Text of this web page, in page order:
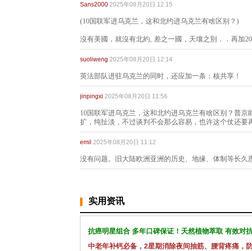
Sans2000 2025年08月20日 12:15
(10国联军进乌克兰，这和北约进乌克兰有啥区别？)
沒有美國，就沒有北約, 差之一國，天壤之別．．再加20
suoliweng 2025年08月20日 12:14
英法部队进驻乌克兰的同时，还应加一条：核共享！
jinpingxi 2025年08月20日 11:56
10国联军进乌克兰，这和北约进乌克兰有啥区别？普
扩，纯扯淡，不过谈判不会那么容易，也许这个仗还要
emil 2025年08月20日 11:12
没有问题。旧大陆欧洲亚洲的历史、地缘、体制等长久
实用资讯
抗癌明星组合 多年口碑保证！天然植物萃取 有效对
中老年补钙必备，2星期消除夜间抽筋、腰背疼痛，